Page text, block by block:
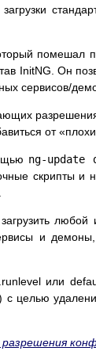
помешал
InitNG. Он
сервисов/
от
ng-update
скрипты и
и
или
с целью